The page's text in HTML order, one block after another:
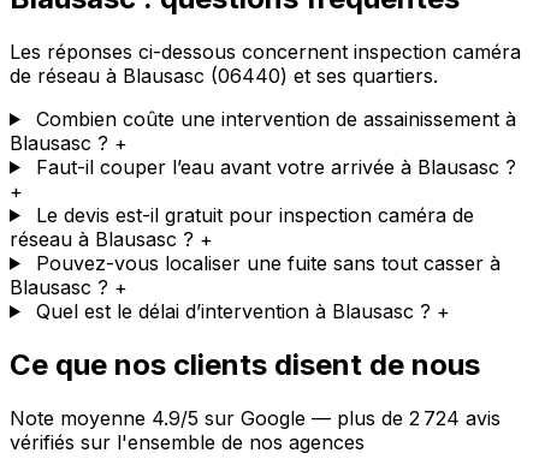
Les réponses ci-dessous concernent inspection caméra
de réseau à Blausasc (06440) et ses quartiers.
Combien coûte une intervention de assainissement à
Blausasc ? +
Faut-il couper l’eau avant votre arrivée à Blausasc ?
+
Le devis est-il gratuit pour inspection caméra de
réseau à Blausasc ? +
Pouvez-vous localiser une fuite sans tout casser à
Blausasc ? +
Quel est le délai d’intervention à Blausasc ? +
Ce que nos clients disent de nous
Note moyenne 4.9/5 sur Google — plus de 2 724 avis
vérifiés sur l'ensemble de nos agences